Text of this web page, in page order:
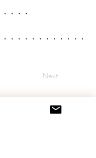
・・・
・・・・・・・・・・・・
Next